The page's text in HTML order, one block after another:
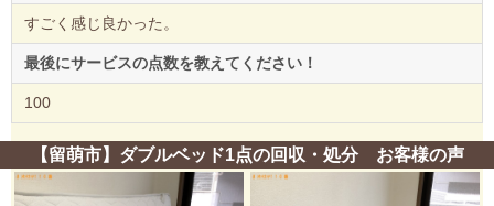
すごく感じ良かった。
最後にサービスの点数を教えてください！
100
【留萌市】ダブルベッド1点の回収・処分 お客様の声